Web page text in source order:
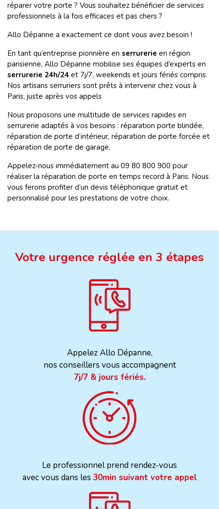
réparer votre porte ? Vous souhaitez bénéficier de services
professionnels à la fois efficaces et pas chers ?
Allo Dépanne a exactement ce dont vous avez besoin !
En tant qu’entreprise pionnière en serrurerie en région
parisienne, Allo Dépanne mobilise ses équipes d’experts en
serrurerie 24h/24 et 7j/7, weekends et jours fériés compris.
Nos artisans serruriers sont prêts à intervenir chez vous à
Paris, juste après vos appels
Nous proposons une multitude de services rapides en
serrurerie adaptés à vos besoins : réparation porte blindée,
réparation de porte d’intérieur, réparation de porte forcée et
réparation de porte de garage.
Appelez-nous immédiatement au 09 80 800 900 pour
réaliser la réparation de porte en temps record à Paris. Nous
vous ferons profiter d’un devis téléphonique gratuit et
personnalisé pour les prestations de votre choix.
Votre urgence réglée en 3 étapes
Appelez Allo Dépanne,
nos conseillers vous accompagnent
7j/7 & jours fériés.
Le professionnel prend rendez-vous
avec vous dans les 30min suivant votre appel